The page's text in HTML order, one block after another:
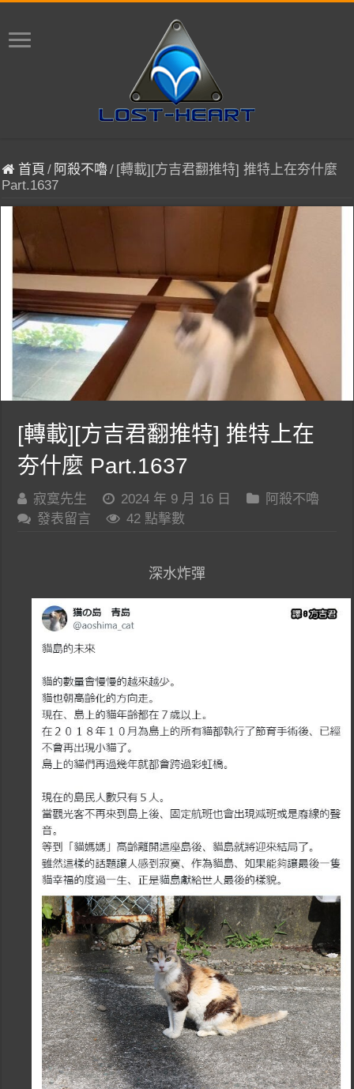
首頁 / 阿殺不嚕/ [轉載][方吉君翻推特] 推特上在夯什麼
Part.1637
[轉載][方吉君翻推特] 推特上在
夯什麼 Part.1637
寂寞先生 2024 年 9 月 16 日
阿殺不嚕
發表留言
42 點擊數
深水炸彈